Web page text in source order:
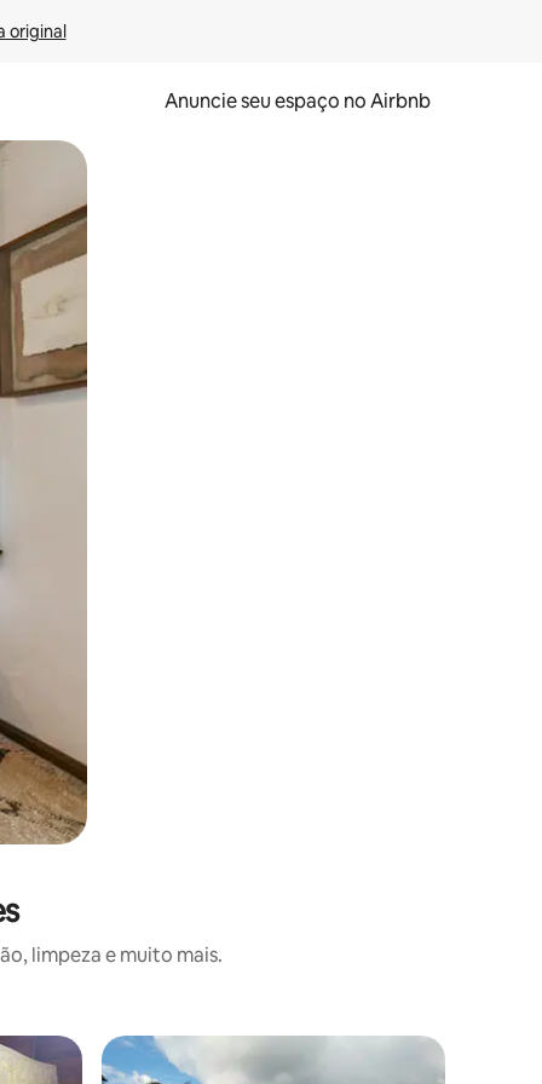
original
Anuncie seu espaço no Airbnb
o dedo na tela.
limpeza e muito mais.